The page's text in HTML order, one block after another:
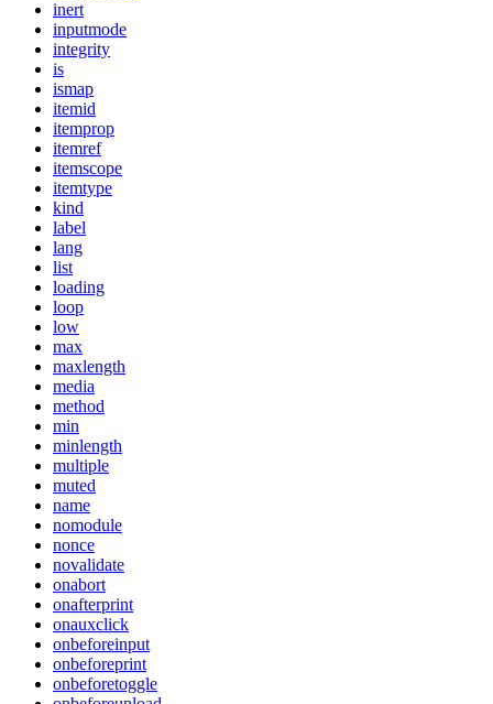
inert
inputmode
integrity
is
ismap
itemid
itemprop
itemref
itemscope
itemtype
kind
label
lang
list
loading
loop
low
max
maxlength
media
method
min
minlength
multiple
muted
name
nomodule
nonce
novalidate
onabort
onafterprint
onauxclick
onbeforeinput
onbeforeprint
onbeforetoggle